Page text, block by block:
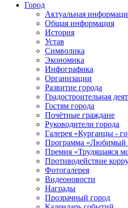
Город
Актуальная
Общая информация
История
Устав
Символика
Экономика
Инфографика
Организации
Развитие города
Градостроительная
Гостям города
Почётные граждане
Руководители города
Галерея «Курганцы -
Программа «Любимый
Премия «Трудящаяся
Противодействие
Фотогалерея
Видеоновости
Награды
Прозрачный город